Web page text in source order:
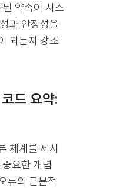
약속이 시스
과 안정성을
되는지 강조
드 요약:
체계를 제시
요한 개념
류의 근본적